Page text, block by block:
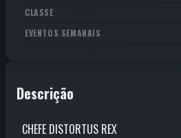
CLASSE
EVENTOS SEMANAIS
Descrição
CHEFE DISTORTUS REX